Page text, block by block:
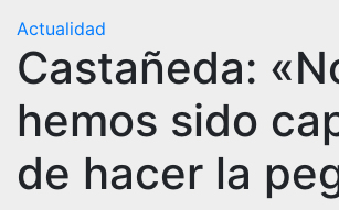
Actualidad
Castañeda:
hemos sido
de hacer la